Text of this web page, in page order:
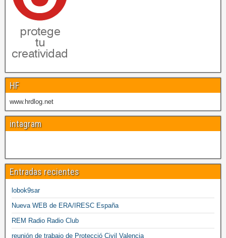
HF
www.hrdlog.net
intagram
Entradas recientes
lobok9sar
Nueva WEB de ERA/IRESC España
REM Radio Radio Club
reunión de trabajo de Protecció Civil Valencia